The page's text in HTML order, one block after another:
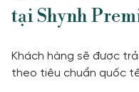
tại Shynh
Khách hàng sẽ được
theo tiêu chuẩn quốc